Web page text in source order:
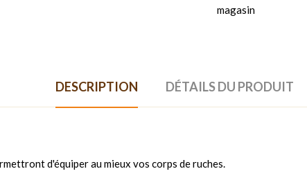
magasin
DESCRIPTION DÉTAILS DU PRODUIT
d'équiper au mieux vos corps de ruches.